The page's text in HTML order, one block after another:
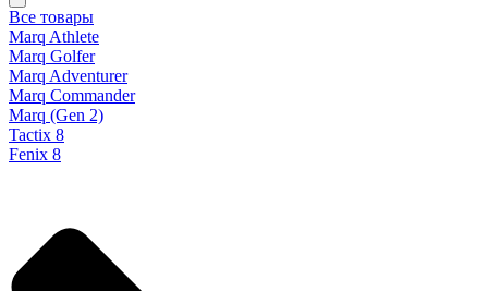
Все товары
Marq Athlete
Marq Golfer
Marq Adventurer
Marq Commander
Marq (Gen 2)
Tactix 8
Fenix 8